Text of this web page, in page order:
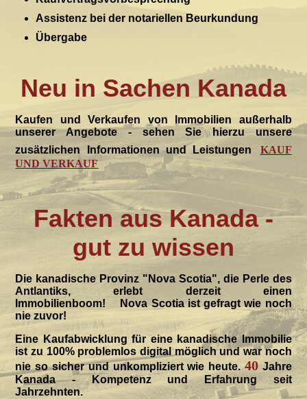
Assistenz bei der notariellen Beurkundung
Übergabe
Neu in Sachen Kanada
Kaufen und Verkaufen von Immobilien außerhalb
unserer Angebote - sehen Sie hierzu unsere
zusätzlichen Informationen und Leistungen
KAUF
UND VERKAUF
Fakten aus Kanada -
gut zu wissen
Die kanadische Provinz "Nova Scotia", die Perle des
Antlantiks, erlebt derzeit einen
Immobilienboom! Nova Scotia ist gefragt wie noch
nie zuvor!
Eine Kaufabwicklung für eine kanadische Immobilie
ist zu 100% problemlos digital möglich und war noch
nie so sicher und unkompliziert wie heute. 40Jahre
Kanada - Kompetenz und Erfahrung seit
Jahrzehnten.